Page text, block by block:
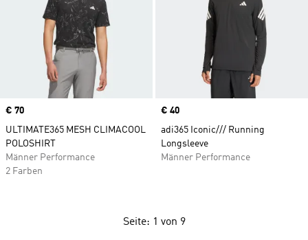
Price
€ 70
ULTIMATE365 MESH CLIMACOOL
POLOSHIRT
Männer Performance
2 Farben
Price
€ 40
adi365 Iconic/// Running
Longsleeve
Männer Performance
Seite: 1 von 9